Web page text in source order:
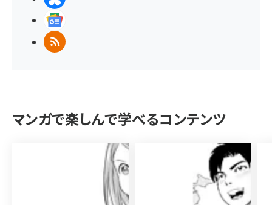
RSS
マンガで楽しんで学べるコンテンツ